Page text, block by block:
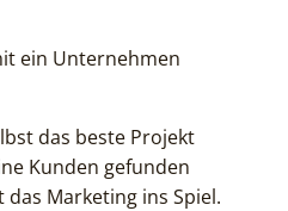
ein Unternehmen
das beste Projekt
Kunden gefunden
Marketing ins Spiel.